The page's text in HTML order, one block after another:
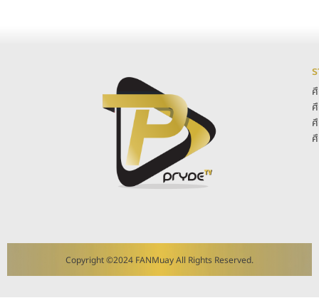
Copyright ©2024 FANMuay All Rights Reserved.